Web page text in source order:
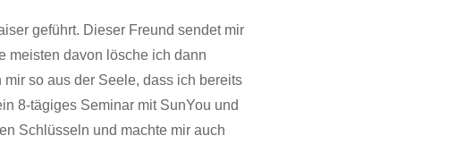
geführt. Dieser Freund sendet mir
meisten davon lösche ich dann
so aus der Seele, dass ich bereits
8-tägiges Seminar mit SunYou und
Schlüsseln und machte mir auch